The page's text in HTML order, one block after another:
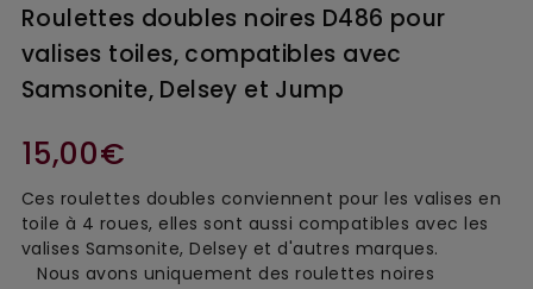
Roulettes doubles noires D486 pour
valises toiles, compatibles avec
Samsonite, Delsey et Jump
15,00€
Ces roulettes doubles conviennent pour les valises en
toile à 4 roues, elles sont aussi compatibles avec les
valises Samsonite, Delsey et d'autres marques.
Nous avons uniquement des roulettes noires